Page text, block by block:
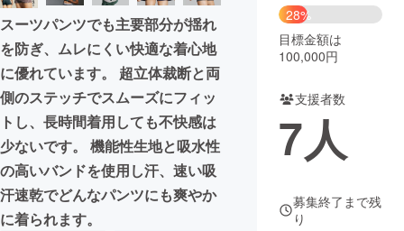
まちづくり・地域活性化
CAMPFIRE for Social Good CAMPFIRE Creation
CAMPFIREふるさと納税machi-ya コミュニティ
スーツパンツでも主要部分が揺れ
を防ぎ、ムレにくい快適な着心地
に優れています。 超立体裁断と両
側のステッチでスムーズにフィッ
トし、長時間着用しても不快感は
少ないです。 機能性生地と吸水性
の高いバンドを使用し汗、速い吸
汗速乾でどんなパンツにも爽やか
に着られます。
28%
目標金額は
100,000円
支援者数
7人
募集終了まで残
り